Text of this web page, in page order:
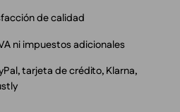
de calidad
ni impuestos adicionales
tarjeta de crédito, Klarna,